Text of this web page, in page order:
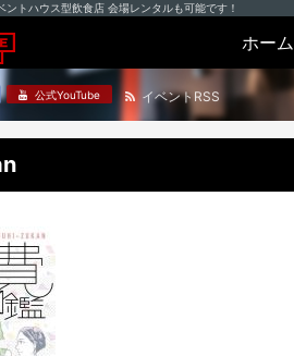
ントハウス型飲食店 会場レンタルも可能です！
ホーム
公式YouTube イベントRSS